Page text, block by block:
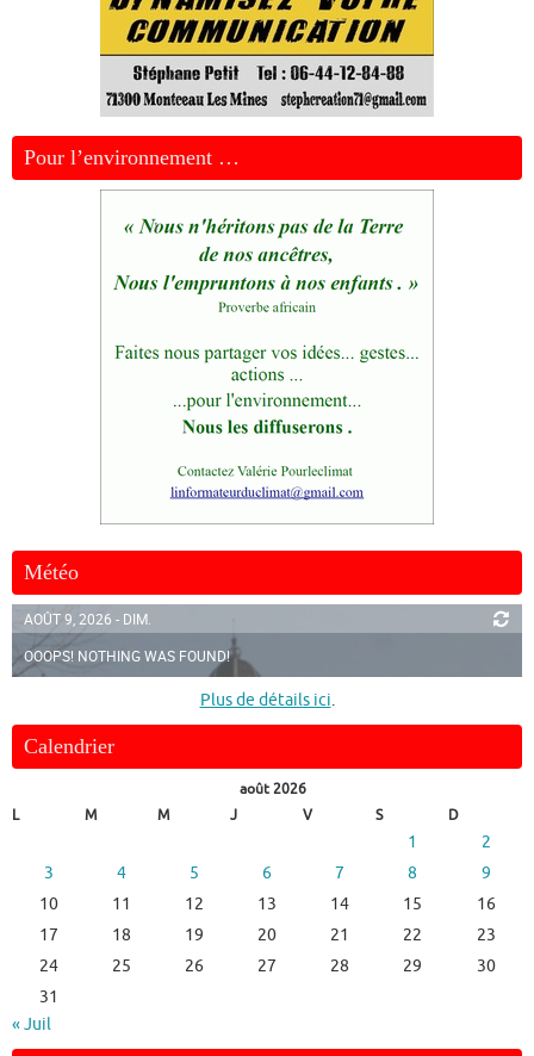
Pour l’environnement …
Météo
AOÛT 9, 2026 - DIM.
OOOPS! NOTHING WAS FOUND!
Plus de détails ici.
Calendrier
août 2026
L
M M J V S D
1
2
3
4 5 6 7 8
9
10
11 12 13 14 15
16
17
18 19 20 21 22
23
24
25 26 27 28 29
30
31
« Juil